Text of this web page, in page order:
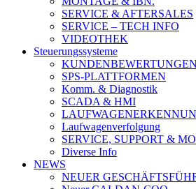
SERVICE & AFTERSALES
SERVICE – TECH INFO
VIDEOTHEK
Steuerungssysteme
KUNDENBEWERTUNGEN
SPS-PLATTFORMEN
Komm. & Diagnostik
SCADA & HMI
Laufwagenverfolgung
SERVICE, SUPPORT &
Diverse Info
NEWS
NEUER